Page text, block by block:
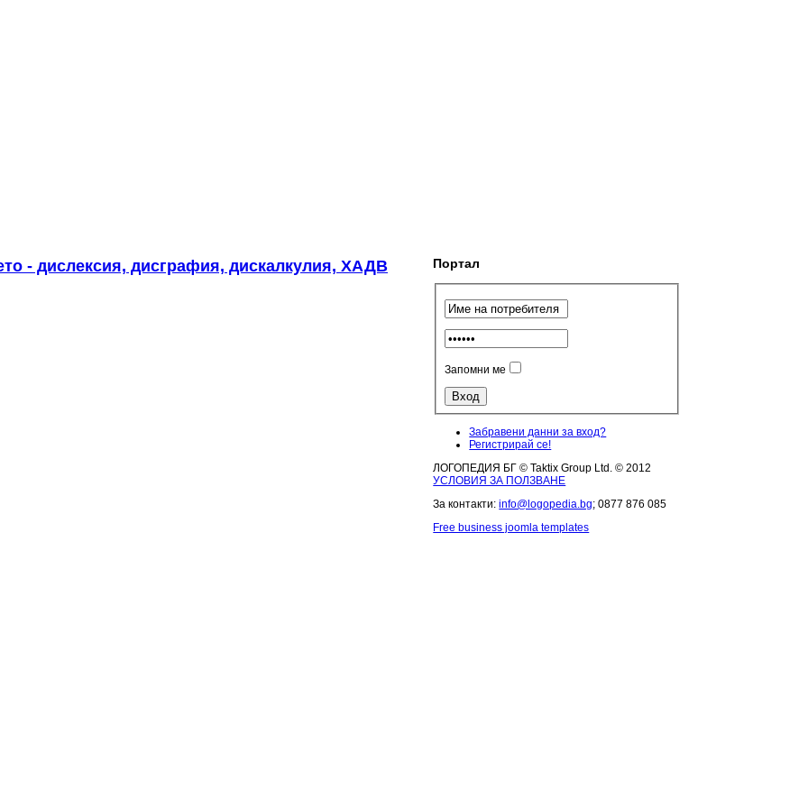
- дислексия, дисграфия, дискалкулия, ХАДВ Портал
Запомни ме
Забравени данни за вход?
Регистрирай се!
ЛОГОПЕДИЯ БГ © Taktix Group Ltd. © 2012
УСЛОВИЯ ЗА ПОЛЗВАНЕ
За контакти:info@logopedia.bg; 0877 876 085
Free business joomla templates